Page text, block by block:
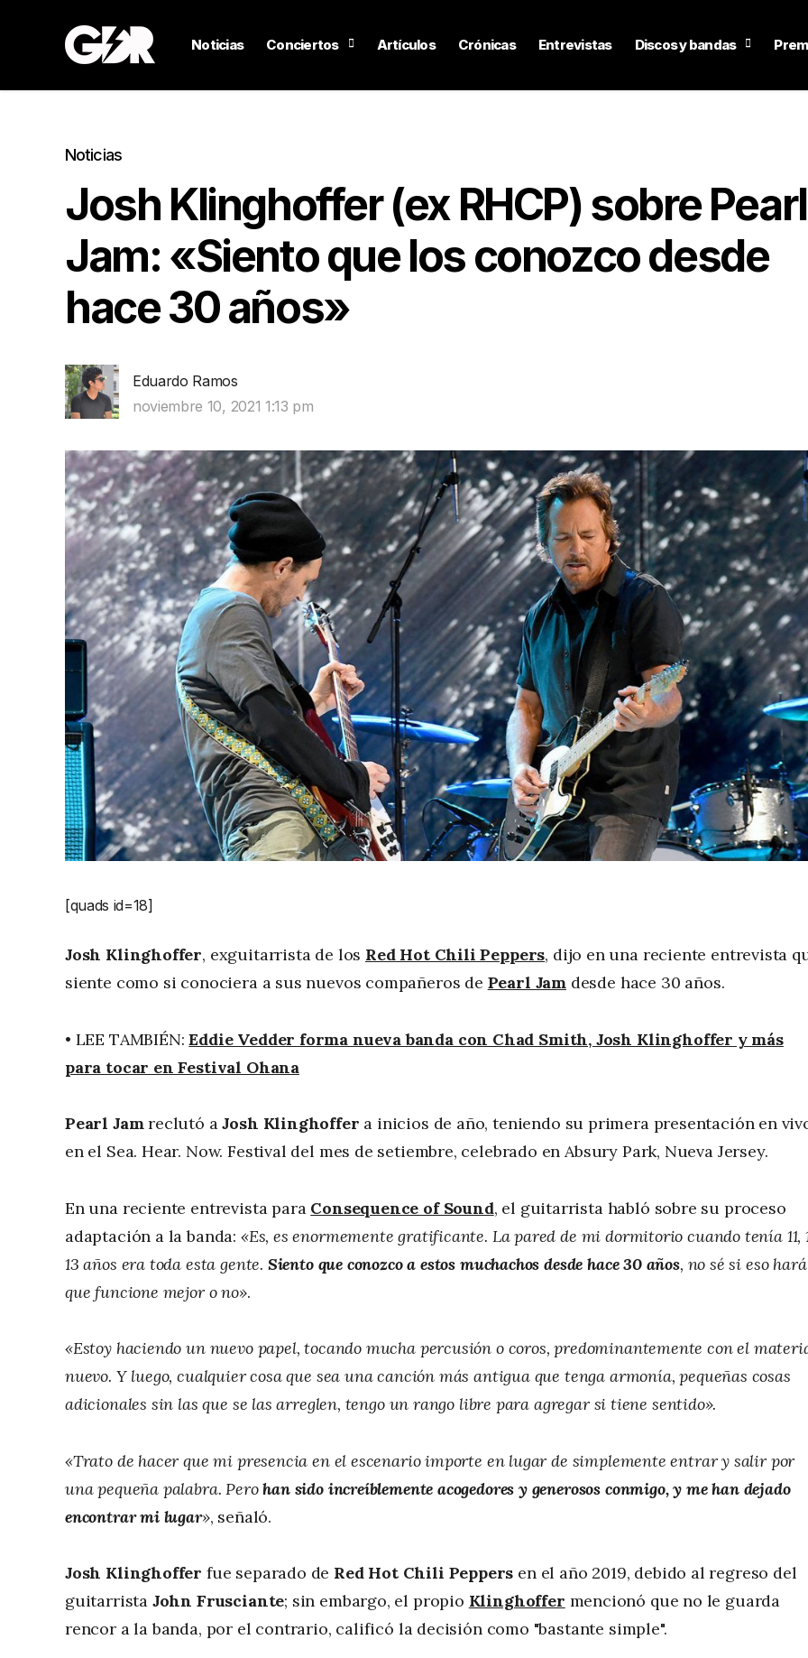
Noticias Conciertos Artículos Crónicas Entrevistas Discos y bandas
Noticias
Josh Klinghoffer (ex RHCP) sobre Pearl
Jam: «Siento que los conozco desde
hace 30 años»
Eduardo Ramos
noviembre 10, 2021 1:13 pm
[quads id=18]
Josh Klinghoffer, exguitarrista de los Red Hot Chili Peppers, dijo en una reciente entrevista
siente como si conociera a sus nuevos compañeros de Pearl Jam desde hace 30 años.
• LEE TAMBIÉN:Eddie Vedder forma nueva banda con Chad Smith, Josh Klinghoffer y más
para tocar en Festival Ohana
Pearl Jamreclutó aJosh Klinghoffer a inicios de año, teniendo su primera presentación en
en el Sea. Hear. Now. Festival del mes de setiembre, celebrado en Absury Park, Nueva Jersey.
En una reciente entrevista para Consequence of Sound, el guitarrista habló sobre su proceso
adaptación a la banda: «Es, es enormemente gratificante. La pared de mi dormitorio cuando tenía 11,
13 años era toda esta gente. Siento que conozco a estos muchachos desde hace 30 años, no sé si eso hará
que funcione mejor o no».
«Estoy haciendo un nuevo papel, tocando mucha percusión o coros, predominantemente con el
nuevo. Y luego, cualquier cosa que sea una canción más antigua que tenga armonía, pequeñas cosas
adicionales sin las que se las arreglen, tengo un rango libre para agregar si tiene sentido».
«Trato de hacer que mi presencia en el escenario importe en lugar de simplemente entrar y salir por
una pequeña palabra. Perohan sido increíblemente acogedores y generosos conmigo, y me han dejado
encontrar mi lugar», señaló.
Josh Klinghoffer fue separado de Red Hot Chili Peppers en el año 2019, debido al regreso del
guitarrista John Frusciante; sin embargo, el propio Klinghoffer mencionó que no le guarda
rencor a la banda, por el contrario, calificó la decisión como "bastante simple".